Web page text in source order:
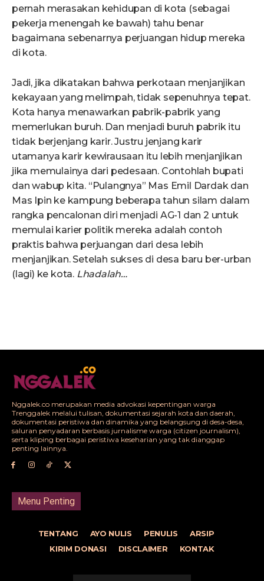
pernah merasakan kehidupan di kota (sebagai
pekerja menengah ke bawah) tahu benar
bagaimana sebenarnya perjuangan hidup mereka
di kota.
Jadi, jika dikatakan bahwa perkotaan menjanjikan
kekayaan yang melimpah, tidak sepenuhnya tepat.
Kota hanya menawarkan pabrik-pabrik yang
memerlukan buruh. Dan menjadi buruh pabrik itu
tidak berjenjang karir. Justru jenjang karir
utamanya karir kewirausaan itu lebih menjanjikan
jika memulainya dari pedesaan. Contohlah bupati
dan wabup kita. “Pulangnya” Mas Emil Dardak dan
Mas Ipin ke kampung beberapa tahun silam dalam
rangka pencalonan diri menjadi AG-1 dan 2 untuk
memulai karier politik mereka adalah contoh
praktis bahwa perjuangan dari desa lebih
menjanjikan. Setelah sukses di desa baru ber-urban
(lagi) ke kota. Lhadalah…
Nggalek.co merupakan media advokasi kepentingan warga
Trenggalek melalui tulisan, dokumentasi sejarah kota dan daerah,
dokumentasi peristiwa dan dinamika yang belangsung di desa-desa,
saluran penyadaran berbasis jurnalisme warga (citizen journalism),
serta kliping berbagai peristiwa keseharian yang tak dianggap
penting lainnya.
Menu Penting
TENTANG AYO NULIS PENULIS
ARSIP
KIRIM DONASI
DISCLAIMER KONTAK